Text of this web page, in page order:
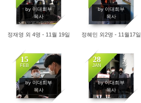
by 이대희부
목사
3315
정재영 외 4명 - 11월 19일
by 이대희부
목사
3537
정혜민 외2명 - 11월17일
15
FEB
by 이대희부
목사
4565
28
JAN
by 이대희부
목사
4278